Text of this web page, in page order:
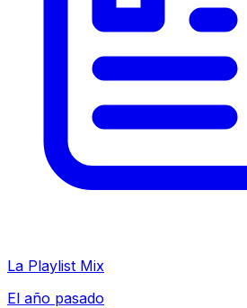
La Playlist Mix
El año pasado